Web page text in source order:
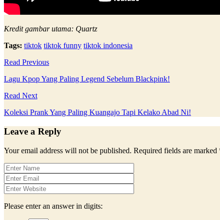
Kredit gambar utama: Quartz
Tags: tiktok tiktok funny tiktok indonesia
Read Previous
Lagu Kpop Yang Paling Legend Sebelum Blackpink!
Read Next
Koleksi Prank Yang Paling Kuangajo Tapi Kelako Abad Ni!
Leave a Reply
Your email address will not be published. Required fields are marked
Please enter an answer in digits: